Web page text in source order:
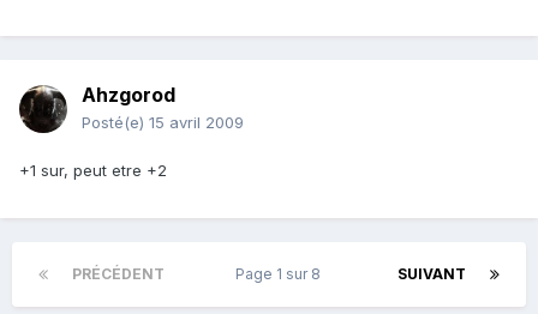
Ahzgorod
Posté(e) 15 avril 2009
+1 sur, peut etre +2
PRÉCÉDENT SUIVANT
Page 1 sur 8